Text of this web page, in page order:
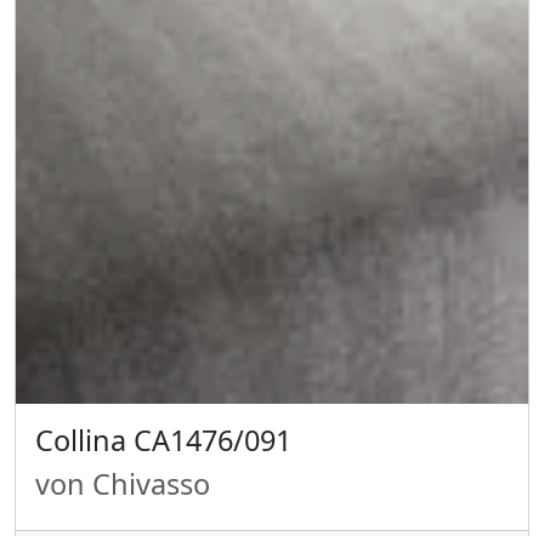
Collina CA1476/091
von Chivasso